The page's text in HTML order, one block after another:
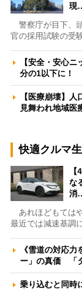
現
警察庁が目下、
官の採用試験の受
【安全・安心
分の1以下に！
【医療崩壊】
見舞われ地域
快適クルマ
な
消
あれほどもては
最近では減速基調
《雪道の対応
ー」の真価 「
乗り込むと同時